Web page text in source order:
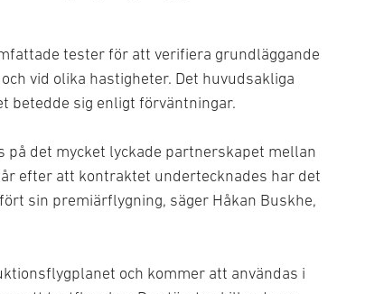
tester för att verifiera grundläggande
vid olika hastigheter. Det huvudsakliga
betedde sig enligt förväntningar.
på det mycket lyckade partnerskapet mellan
efter att kontraktet undertecknades har det
sin premiärflygning, säger Håkan Buskhe,
och kommer att användas i